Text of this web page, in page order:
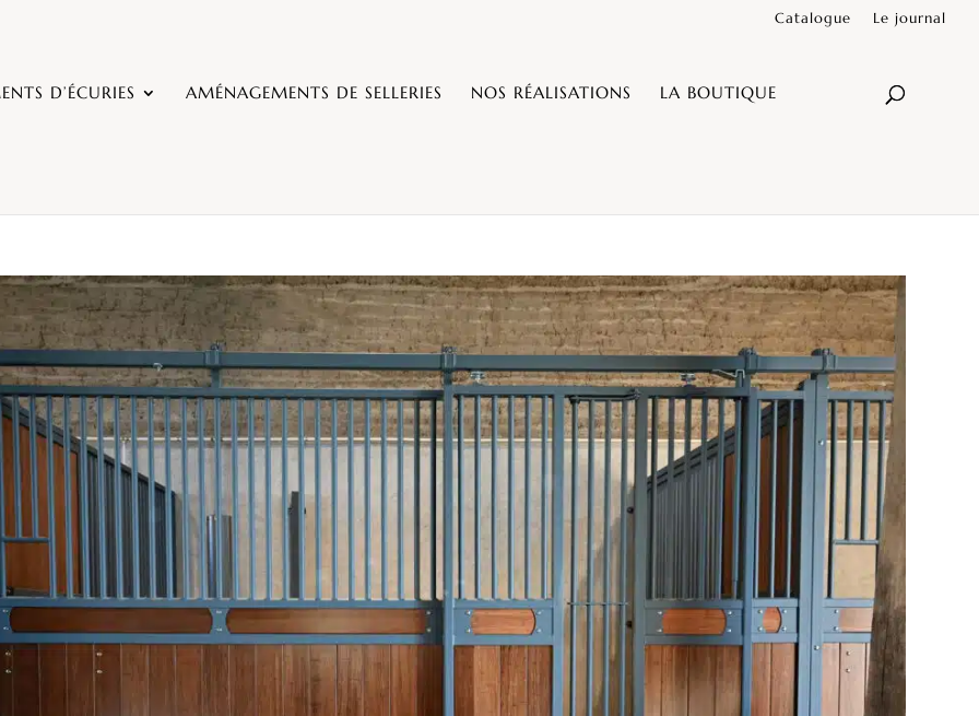
Catalogue Le journal
D’ÉCURIES AMÉNAGEMENTS DE SELLERIES NOS RÉALISATIONS LA BOUTIQUE